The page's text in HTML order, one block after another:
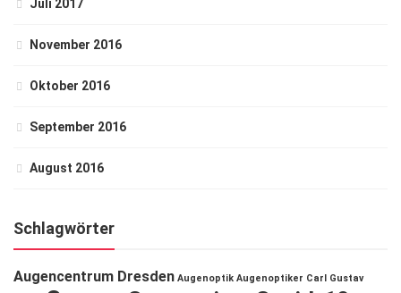
Juli 2017
November 2016
Oktober 2016
September 2016
August 2016
Schlagwörter
Augencentrum Dresden Augenoptik Augenoptiker Carl Gustav